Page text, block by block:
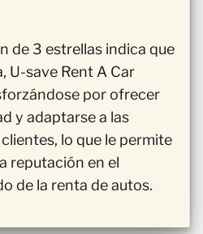
de 3 estrellas indica que
U-save Rent A Car
por ofrecer
y adaptarse a las
lo que le permite
reputación en el
de la renta de autos.